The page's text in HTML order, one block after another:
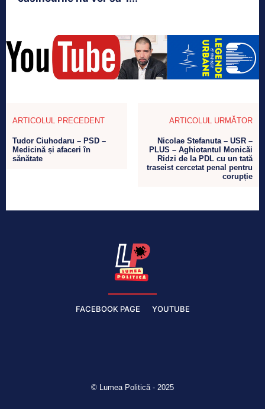
ARTICOLUL PRECEDENT
Tudor Ciuhodaru – PSD –
Medicină și afaceri în
sănătate
ARTICOLUL URMĂTOR
Nicolae Stefanuta – USR –
PLUS – Aghiotantul Monicăi
Ridzi de la PDL cu un tată
traseist cercetat penal pentru
corupție
FACEBOOK PAGE YOUTUBE
© Lumea Politică - 2025